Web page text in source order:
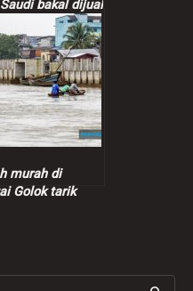
bakal dijual
kelab
murah di
Golok tarik